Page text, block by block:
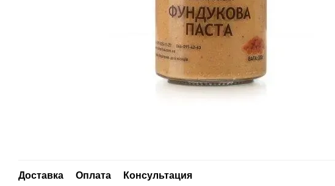
Доставка Оплата
Консультация